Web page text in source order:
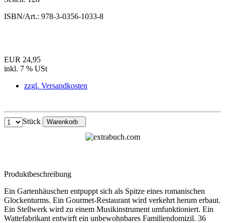
ISBN/Art.: 978-3-0356-1033-8
EUR 24,95
inkl. 7 % USt
zzgl. Versandkosten
Stück Warenkorb
Produktbeschreibung
Ein Gartenhäuschen entpuppt sich als Spitze eines romanischen
Glockenturms. Ein Gourmet-Restaurant wird verkehrt herum erbaut.
Ein Stellwerk wird zu einem Musikinstrument umfunktioniert. Ein
Wattefabrikant entwirft ein unbewohnbares Familiendomizil. 36